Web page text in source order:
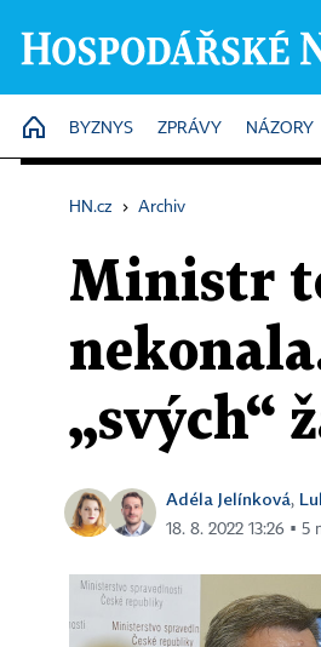
HOME
BYZNYS ZPRÁVY NÁZORY
HN.cz › Archiv
Ministr
„svých“
Adéla Jelínková,
18. 8. 2022 13:26 ▪ 5